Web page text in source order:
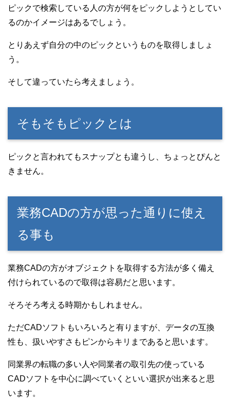
ピックで検索している人の方が何をピックしようとしてい
るのかイメージはあるでしょう。
とりあえず自分の中のピックというものを取得しましょ
う。
そして違っていたら考えましょう。
そもそもピックとは
ピックと言われてもスナップとも違うし、ちょっとぴんと
きません。
業務CADの方が思った通りに使え
る事も
業務CADの方がオブジェクトを取得する方法が多く備え
付けられているので取得は容易だと思います。
そろそろ考える時期かもしれません。
ただCADソフトもいろいろと有りますが、データの互換
性も、扱いやすさもピンからキリまであると思います。
同業界の転職の多い人や同業者の取引先の使っている
CADソフトを中心に調べていくといい選択が出来ると思
います。